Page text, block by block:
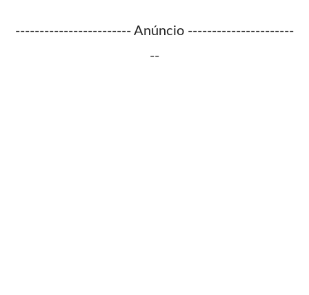
------------------------ Anúncio ----------------------
--